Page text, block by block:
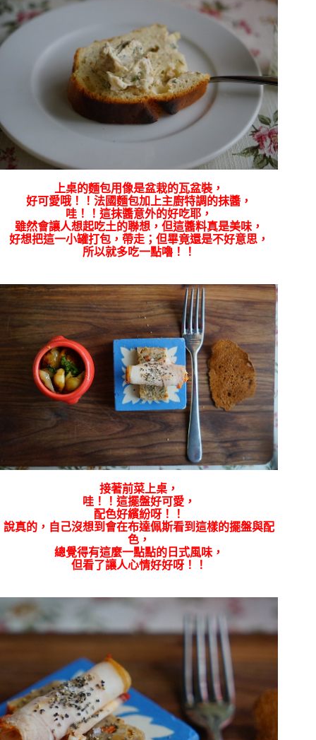
上桌的麵包用像是盆栽的瓦盆裝，
好可愛哦！！法國麵包加上主廚特調的抹醬，
哇！！這抹醬意外的好吃耶，
雖然會讓人想起吃土的聯想，但這醬料真是美味，
好想把這一小罐打包，帶走；但畢竟還是不好意思，
所以就多吃一點嚕！！
接著前菜上桌，
哇！！這擺盤好可愛，
配色好繽紛呀！！
說真的，自己沒想到會在布達佩斯看到這樣的擺盤與配
色，
總覺得有這麼一點點的日式風味，
但看了讓人心情好好呀！！